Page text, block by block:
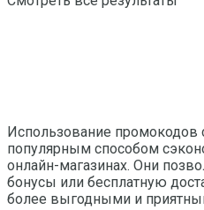
Использование промокодов
популярным способом
онлайн-магазинах. Они
бонусы или бесплатную
более выгодными и